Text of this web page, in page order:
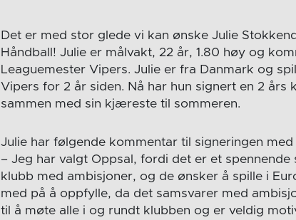
Det er med stor glede vi kan ønske Julie
Håndball! Julie er målvakt, 22 år, 1.80 høy og
Leaguemester Vipers. Julie er fra Danmark og
Vipers for 2 år siden. Nå har hun signert en 2
sammen med sin kjæreste til sommeren.
Julie har følgende kommentar til signeringen med
– Jeg har valgt Oppsal, fordi det er et
klubb med ambisjoner, og de ønsker å spille i
med på å oppfylle, da det samsvarer med
til å møte alle i og rundt klubben og er veldig